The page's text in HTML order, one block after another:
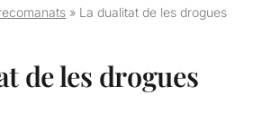
» La dualitat de les drogues
de les drogues